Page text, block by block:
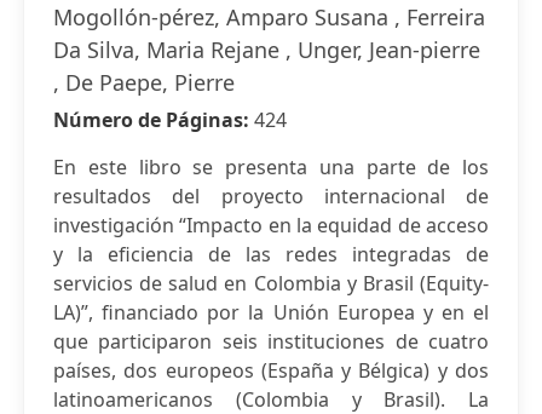
Mogollón-pérez, Amparo Susana , Ferreira
Da Silva, Maria Rejane , Unger, Jean-pierre
, De Paepe, Pierre
Número de Páginas: 424
En este libro se presenta una parte de los
resultados del proyecto internacional de
investigación “Impacto en la equidad de acceso
y la eficiencia de las redes integradas de
servicios de salud en Colombia y Brasil (Equity-
LA)”, financiado por la Unión Europea y en el
que participaron seis instituciones de cuatro
países, dos europeos (España y Bélgica) y dos
latinoamericanos (Colombia y Brasil). La